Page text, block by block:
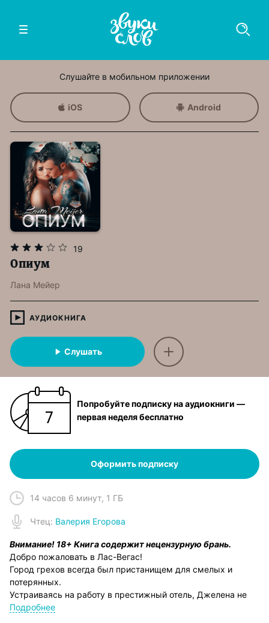
Слушайте в мобильном приложении
iOS Android
19
Опиум
Лана Мейер
АУДИОКНИГА
Слушать
Попробуйте подписку на аудиокниги —
первая неделя бесплатно
Оформить подписку
14 часов 6 минут, 1 ГБ
Чтец: Валерия Егорова
Внимание! 18+ Книга содержит нецензурную брань.
Добро пожаловать в Лас-Вегас!
Город грехов всегда был пристанищем для смелых и
потерянных.
Устраиваясь на работу в престижный отель, Джелена не
подозревала, что случайное знакомство с боссом казино,
Подробнее